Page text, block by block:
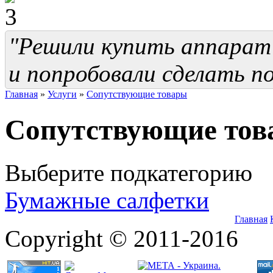
"Решили купить
и попробовали сделать
Главная » Услуги » Сопутствующие товары
Сопутствующие
Выберите подкатегорию
Бумажные салфетки
Главная
Copyright © 2011-2016